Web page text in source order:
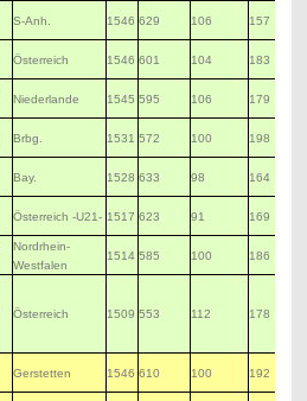
S-Anh. 1546 629 106 157
Österreich 1546 601 104 183
Niederlande 1545 595 106 179
Brbg. 1531 572 100 198
Bay. 1528 633 98 164
Österreich -U21- 1517 623 91 169
Nordrhein-
Westfalen
1514 585 100 186
Österreich 1509 553 112 178
Gerstetten 1546 610 100 192